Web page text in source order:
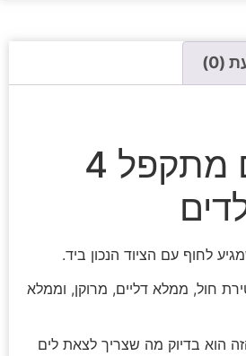
(0)
סט דלי ים מתקפל 4
לחוף עם הציוד הנכון ביד.
חול, ממלא דליים, מרוקן, וממלא
הוא בדיוק מה שצריך לצאת לים